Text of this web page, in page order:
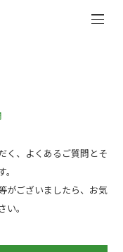
く、よくあるご質問とそ
がございましたら、お気
。